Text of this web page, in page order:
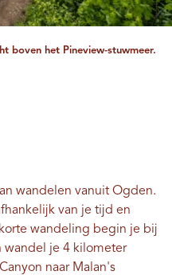
boven het Pineview-stuwmeer.
wandelen vanuit Ogden.
van je tijd en
wandeling begin je bij
wandel je 4 kilometer
naar Malan's